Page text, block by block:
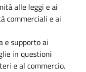
alle leggi e ai
commerciali e ai
e supporto ai
in questioni
e al commercio.